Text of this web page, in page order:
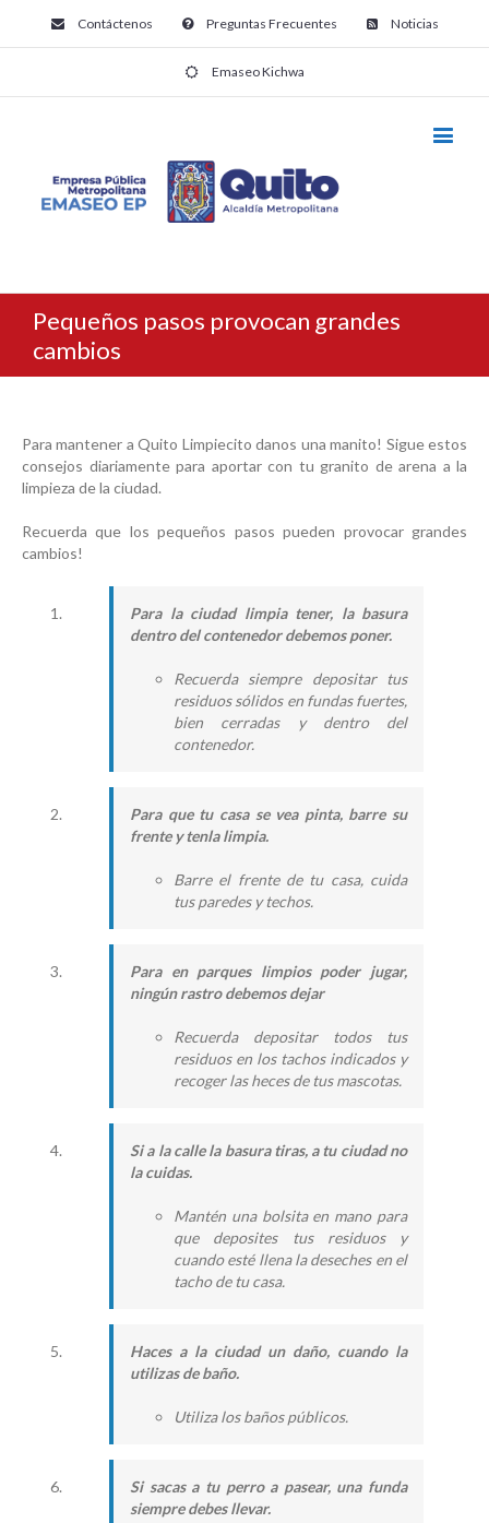
Contáctenos Preguntas Frecuentes Noticias
Emaseo Kichwa
Pequeños pasos provocan grandes
cambios
Para mantener a Quito Limpiecito danos una manito! Sigue estos
consejos diariamente para aportar con tu granito de arena a la
limpieza de la ciudad.
Recuerda que los pequeños pasos pueden provocar grandes
cambios!
Para la ciudad limpia tener, la basura
dentro del contenedor debemos poner.
Recuerda siempre depositar tus
residuos sólidos en fundas fuertes,
bien cerradas y dentro del
contenedor.
Para que tu casa se vea pinta, barre su
frente y tenla limpia.
Barre el frente de tu casa, cuida
tus paredes y techos.
Para en parques limpios poder jugar,
ningún rastro debemos dejar
Recuerda depositar todos tus
residuos en los tachos indicados y
recoger las heces de tus mascotas.
Si a la calle la basura tiras, a tu ciudad no
la cuidas.
Mantén una bolsita en mano para
que deposites tus residuos y
cuando esté llena la deseches en el
tacho de tu casa.
Haces a la ciudad un daño, cuando la
utilizas de baño.
Utiliza los baños públicos.
Si sacas a tu perro a pasear, una funda
siempre debes llevar.